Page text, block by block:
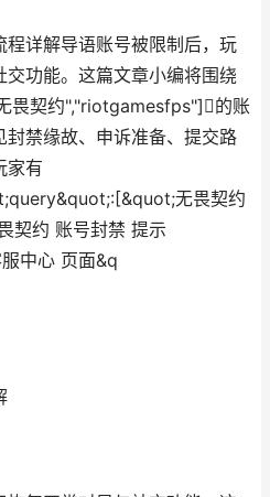
详解导语账号被限制后，玩
功能。这篇文章小编将围绕
畏契约","riotgamesfps"]的账
禁缘故、申诉准备、提交路
家有
无畏契约
契约 账号封禁 提示
中心 页面&q